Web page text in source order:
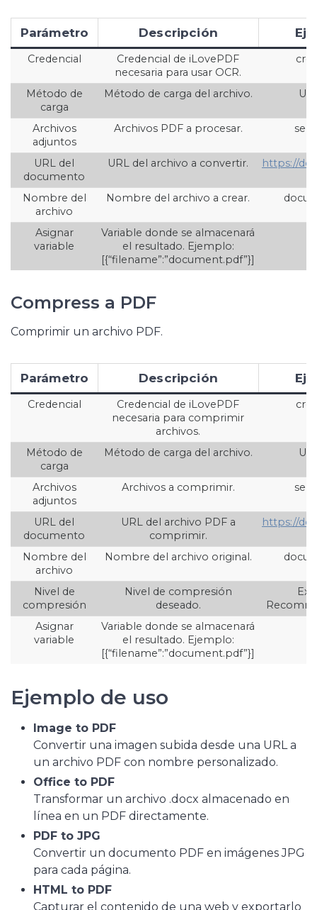
Parámetro Descripción
Credencial
Credencial de iLovePDF
necesaria para usar OCR.
Método de
carga
Método de carga del archivo.
Archivos
adjuntos
Archivos PDF a procesar.
URL del
documento
URL del archivo a convertir. https://
Nombre del
archivo
Nombre del archivo a crear.
Asignar
variable
Variable donde se almacenará
el resultado. Ejemplo:
[{“filename”:”document.pdf”}]
Compress a PDF
Comprimir un archivo PDF.
Parámetro Descripción
Credencial
Credencial de iLovePDF
necesaria para comprimir
archivos.
Método de
carga
Método de carga del archivo.
Archivos
adjuntos
Archivos a comprimir.
URL del
documento
URL del archivo PDF a
comprimir.
https://
Nombre del
archivo
Nombre del archivo original.
Nivel de
compresión
Nivel de compresión
deseado.
Asignar
variable
Variable donde se almacenará
el resultado. Ejemplo:
[{“filename”:”document.pdf”}]
Ejemplo de uso
Image to PDF
Convertir una imagen subida desde una URL a
un archivo PDF con nombre personalizado.
Office to PDF
Transformar un archivo .docx almacenado en
línea en un PDF directamente.
PDF to JPG
Convertir un documento PDF en imágenes JPG
para cada página.
HTML to PDF
Capturar el contenido de una web y exportarlo